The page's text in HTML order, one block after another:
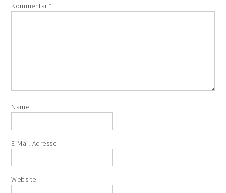
Kommentar*
Name
E-Mail-Adresse
Website